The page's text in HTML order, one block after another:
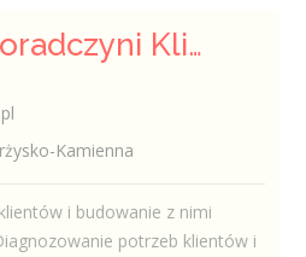
Doradca / Doradczyni Klienta – branża finansowa
Kamienna
i budowanie z nimi
potrzeb klientów i